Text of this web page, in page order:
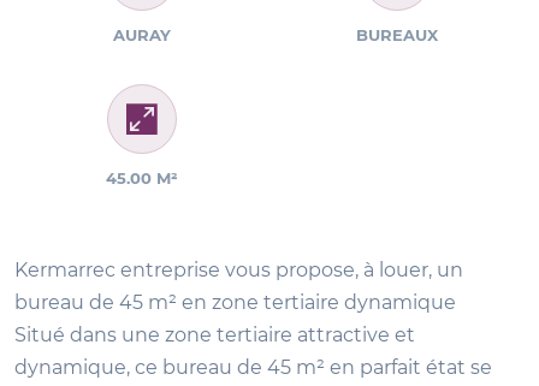
AURAY BUREAUX
45.00 M²
Kermarrec entreprise vous propose, à louer, un
bureau de 45 m² en zone tertiaire dynamique
Situé dans une zone tertiaire attractive et
dynamique, ce bureau de 45 m² en parfait état se